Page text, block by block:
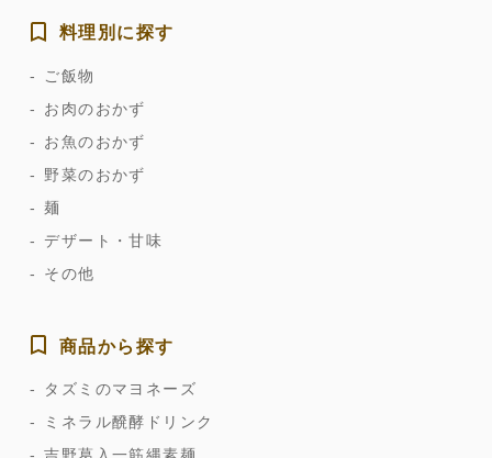
料理別に探す
ご飯物
お肉のおかず
お魚のおかず
野菜のおかず
麺
デザート・甘味
その他
商品から探す
タズミのマヨネーズ
ミネラル醗酵ドリンク